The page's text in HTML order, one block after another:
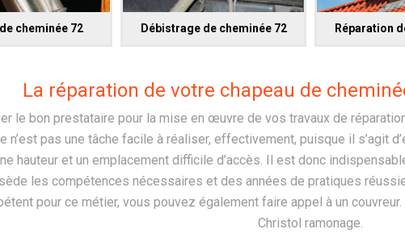
cheminée 72 Débistrage de cheminée 72 Réparation
La réparation de votre chapeau de
le bon prestataire pour la mise en œuvre de vos travaux de
n’est pas une tâche facile à réaliser, effectivement, puisque il s’agit
hauteur et un emplacement difficile d’accès. Il est donc
les compétences nécessaires et des années de pratiques
pour ce métier, vous pouvez également faire appel à un
Christol ramonage.